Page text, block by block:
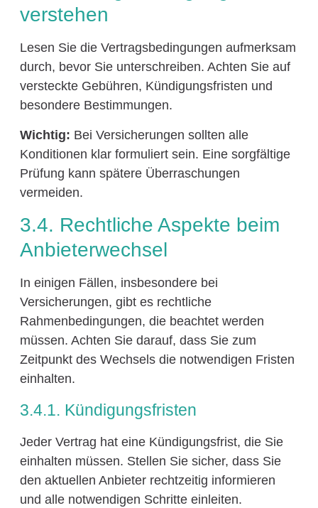
verstehen
Lesen Sie die Vertragsbedingungen aufmerksam
durch, bevor Sie unterschreiben. Achten Sie auf
versteckte Gebühren, Kündigungsfristen und
besondere Bestimmungen.
Wichtig: Bei Versicherungen sollten alle
Konditionen klar formuliert sein. Eine sorgfältige
Prüfung kann spätere Überraschungen
vermeiden.
3.4. Rechtliche Aspekte beim
Anbieterwechsel
In einigen Fällen, insbesondere bei
Versicherungen, gibt es rechtliche
Rahmenbedingungen, die beachtet werden
müssen. Achten Sie darauf, dass Sie zum
Zeitpunkt des Wechsels die notwendigen Fristen
einhalten.
3.4.1. Kündigungsfristen
Jeder Vertrag hat eine Kündigungsfrist, die Sie
einhalten müssen. Stellen Sie sicher, dass Sie
den aktuellen Anbieter rechtzeitig informieren
und alle notwendigen Schritte einleiten.